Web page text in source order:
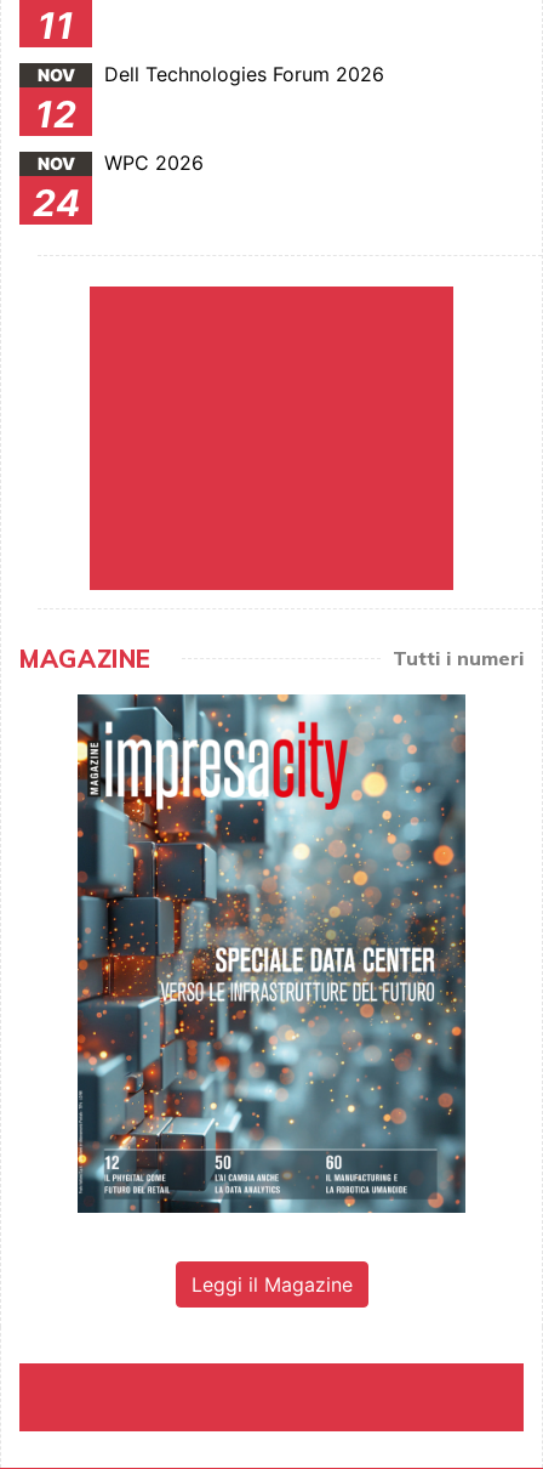
11
NOV
12
Dell Technologies Forum 2026
NOV
24
WPC 2026
MAGAZINE Tutti i numeri
Leggi il Magazine